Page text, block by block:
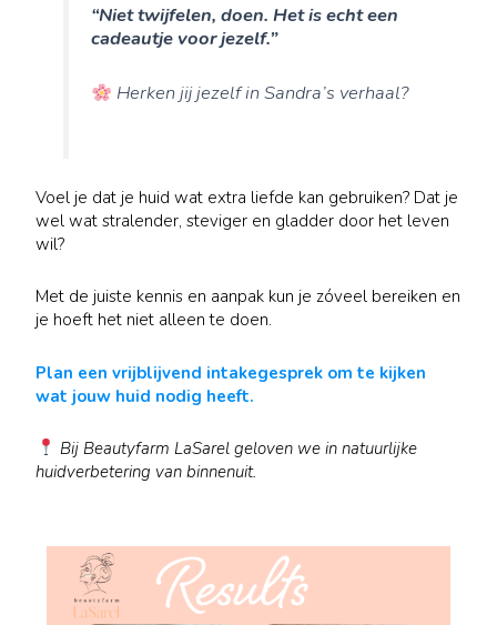
“Niet twijfelen, doen. Het is echt een
cadeautje voor jezelf.”
Herken jij jezelf in Sandra’s verhaal?
Voel je dat je huid wat extra liefde kan gebruiken? Dat je
wel wat stralender, steviger en gladder door het leven
wil?
Met de juiste kennis en aanpak kun je zóveel bereiken en
je hoeft het niet alleen te doen.
Plan een vrijblijvend intakegesprek om te kijken
wat jouw huid nodig heeft.
Bij Beautyfarm LaSarel geloven we in natuurlijke
huidverbetering van binnenuit.